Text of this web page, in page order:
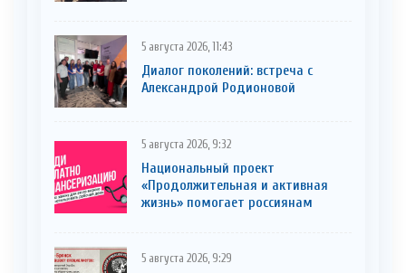
5 августа 2026, 11:43
Диалог поколений: встреча с
Александрой Родионовой
5 августа 2026, 9:32
Национальный проект
«Продолжительная и активная
жизнь» помогает россиянам
5 августа 2026, 9:29